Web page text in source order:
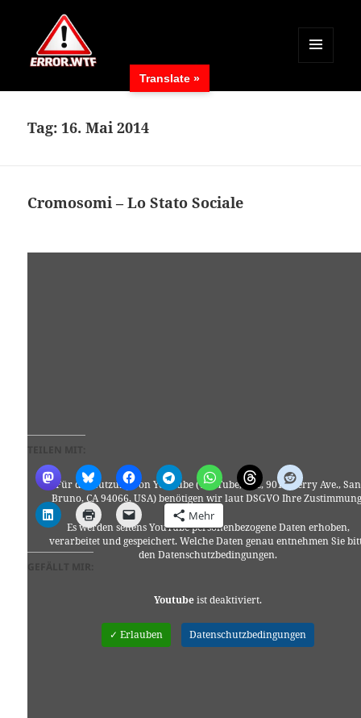
MENÜ
WIDGETS
Tag: 16. Mai 2014
Cromosomi – Lo Stato Sociale
Für die Nutzung von YouTube (YouTube, LLC, 901 Cherry Ave., San
Bruno, CA 94066, USA) benötigen wir laut DSGVO Ihre
Es werden seitens YouTube personenbezogene Daten erhoben,
verarbeitet und gespeichert. Welche Daten genau entnehmen Sie
den Datenschutzbedingungen.
Youtubeist deaktiviert.
✓ Erlauben Datenschutzbedingungen
Mehr
Translate »